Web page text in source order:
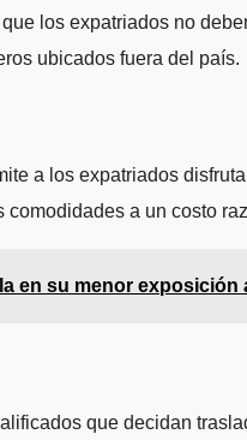
los expatriados no
ubicados fuera del país.
a los expatriados
a un costo
en su menor
que decidan